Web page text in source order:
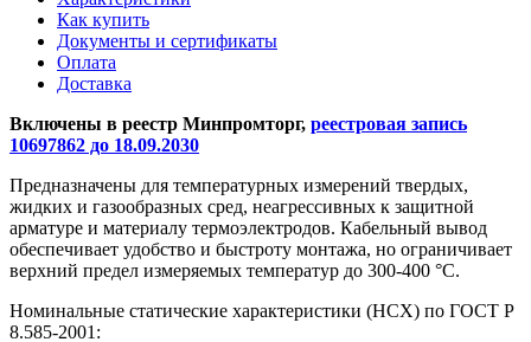
Как купить
Документы и сертификаты
Оплата
Доставка
Включены в реестр Минпромторг, реестровая запись
10697862 до 18.09.2030
Предназначены для температурных измерений твердых,
жидких и газообразных сред, неагрессивных к защитной
арматуре и материалу термоэлектродов. Кабельный вывод
обеспечивает удобство и быстроту монтажа, но ограничивает
верхний предел измеряемых температур до 300-400 °С.
Номинальные статические характеристики (НСХ) по ГОСТ Р
8.585-2001: